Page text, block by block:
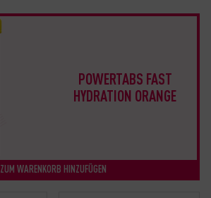
POWERTABS FAST
HYDRATION ORANGE
ZUM WARENKORB HINZUFÜGEN